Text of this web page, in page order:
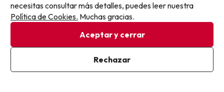
9.4
Viajó en pareja
Excelente
Pon tu mejor e-mail
Ya estoy suscrito
Al suscribirte, confirmas haber leído y estar de acuerdo con la
necesitas consultar más detalles, puedes leer nuestra
Política de Cookies. Muchas gracias.
Aceptar y cerrar
Rechazar